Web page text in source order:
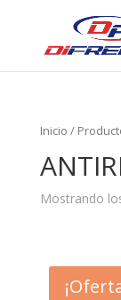
Inicio /
Mostrando